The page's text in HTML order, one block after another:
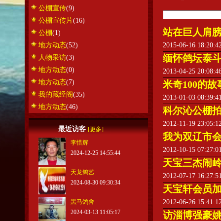
公棚宣传(9)
公棚宣传片(16)
公棚(1)
地方动态(52)
人物采访(3)
地方动态(0)
地方动态(7)
我的藏经阁(35)
地方动态(46)
最近访客[更多]
李惜辉
2024-12-25 14:55:44
天龙鸽艺
2024-08-30 09:30:34
黑马鸽舍
2024-03-13 11:05:17
站在巨人肩
2015-06-16
缅怀鸽坛泰
2013-04-25
米奇100的故
2013-01-03
科尔沁公棚
2012-11-19
我为双辽市
2012-10-15
天宝三杰闹
2012-07-17
天宝轩会员
2012-06-26
访淄博强豪